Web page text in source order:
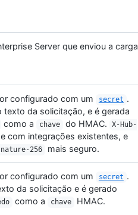
Server que enviou a carga
configurado com um secret .
da solicitação, e é gerada
como a chave do HMAC.
X-Hub-
com integrações existentes, e
256 mais seguro.
configurado com um secret .
da solicitação e é gerado
como a chave HMAC.